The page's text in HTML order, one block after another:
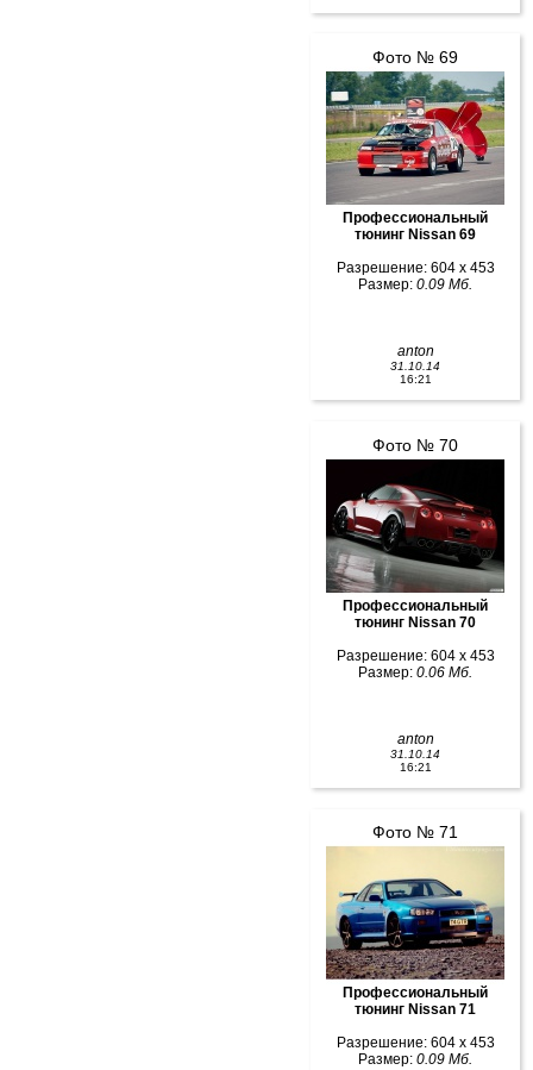
Фото № 69
Профессиональный
тюнинг Nissan 69
Разрешение: 604 x 453
Размер: 0.09 Мб.
anton
31.10.14
16:21
Фото № 70
Профессиональный
тюнинг Nissan 70
Разрешение: 604 x 453
Размер: 0.06 Мб.
anton
31.10.14
16:21
Фото № 71
Профессиональный
тюнинг Nissan 71
Разрешение: 604 x 453
Размер: 0.09 Мб.